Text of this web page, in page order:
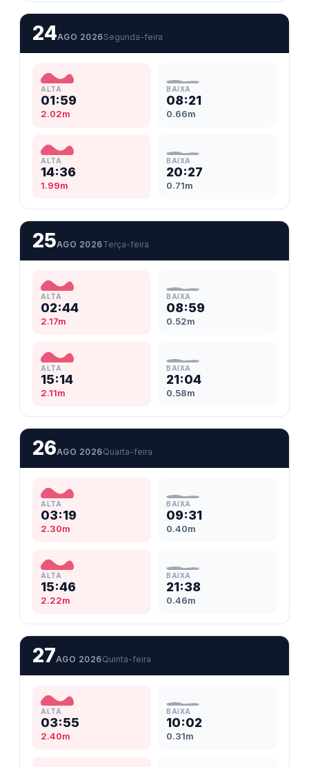
24AGO 2026Segunda-feira
ALTA
01:59
2.02m
BAIXA
08:21
0.66m
ALTA
14:36
1.99m
BAIXA
20:27
0.71m
25AGO 2026Terça-feira
ALTA
02:44
2.17m
BAIXA
08:59
0.52m
ALTA
15:14
2.11m
BAIXA
21:04
0.58m
26AGO 2026Quarta-feira
ALTA
03:19
2.30m
BAIXA
09:31
0.40m
ALTA
15:46
2.22m
BAIXA
21:38
0.46m
27AGO 2026Quinta-feira
ALTA
03:55
2.40m
BAIXA
10:02
0.31m